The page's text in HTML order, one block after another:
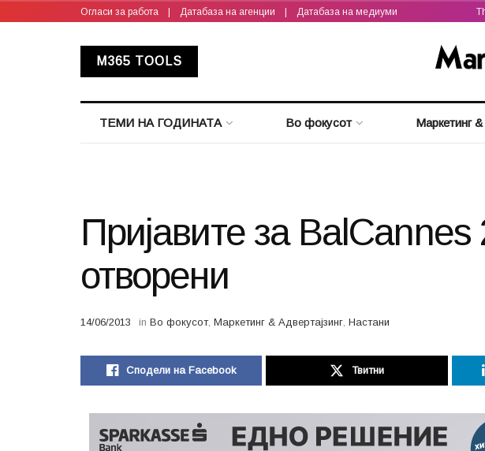
Огласи за работа Датабаза на агенции Датабаза на медиуми
M365 TOOLS
ТЕМИ НА ГОДИНАТА Во фокусот Маркетинг &
Пријавите за BalCannes
отворени
14/06/2013 in Во фокусот, Маркетинг & Адвертајзинг, Настани
Сподели на Facebook Твитни